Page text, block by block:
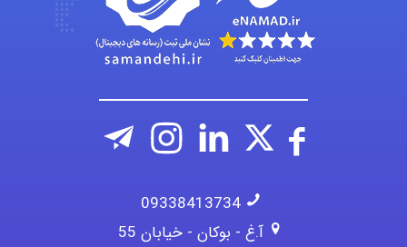
aghajari vahid
09338413734
آ.غ - بوکان - خیابان 55